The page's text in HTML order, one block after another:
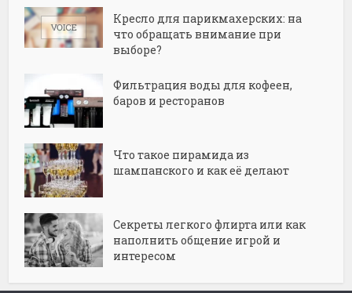
Кресло для парикмахерских: на
что обращать внимание при
выборе?
Фильтрация воды для кофеен,
баров и ресторанов
Что такое пирамида из
шампанского и как её делают
Секреты легкого флирта или как
наполнить общение игрой и
интересом